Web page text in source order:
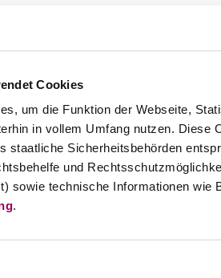
Cookies
um die Funktion der Webseite,
in vollem Umfang nutzen.
staatliche Sicherheitsbehörden
und
sowie technische Informationen
.